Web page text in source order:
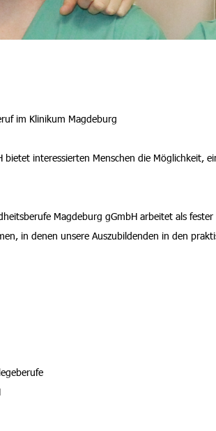
im Klinikum Magdeburg
interessierten Menschen die Möglichkeit,
Magdeburg gGmbH arbeitet als
in denen unsere Auszubildenden in den